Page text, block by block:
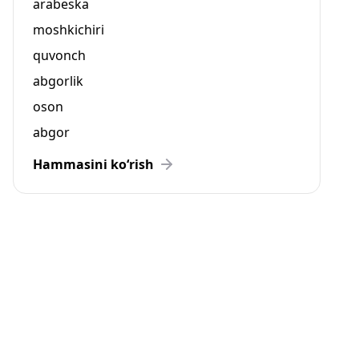
arabeska
moshkichiri
quvonch
abgorlik
oson
abgor
Hammasini ko‘rish